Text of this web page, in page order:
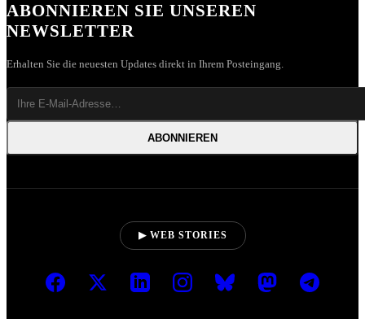
ABONNIEREN SIE UNSEREN
NEWSLETTER
Erhalten Sie die neuesten Updates direkt in Ihrem Posteingang.
ABONNIEREN
▶ WEB STORIES